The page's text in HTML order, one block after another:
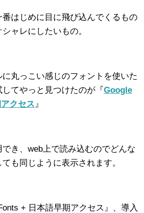
はじめに目に飛び込んでくるもの
ャレにしたいもの。
丸っこい感じのフォントを使いた
てやっと見つけたのが『Google
クセス 』
き、web上で読み込むのでどんな
も同じように表示されます。
+ 日本語早期アクセス』、導入